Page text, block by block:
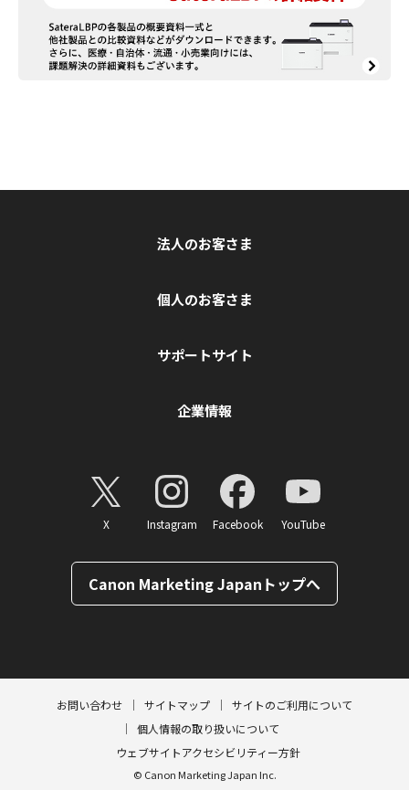
法人のお客さま
個人のお客さま
サポートサイト
企業情報
X Instagram Facebook YouTube
Canon Marketing Japanトップへ
お問い合わせ サイトマップ
サイトのご利用について
個人情報の取り扱いについて
ウェブサイトアクセシビリティー方針
© Canon Marketing Japan Inc.